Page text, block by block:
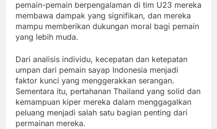
pemain-pemain berpengalaman di tim U23 mereka
membawa dampak yang signifikan, dan mereka
mampu memberikan dukungan moral bagi pemain
yang lebih muda.
Dari analisis individu, kecepatan dan ketepatan
umpan dari pemain sayap Indonesia menjadi
faktor kunci yang menggerakkan serangan.
Sementara itu, pertahanan Thailand yang solid dan
kemampuan kiper mereka dalam menggagalkan
peluang menjadi salah satu bagian penting dari
permainan mereka.